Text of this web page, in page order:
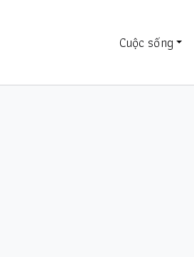
Cuộc sống